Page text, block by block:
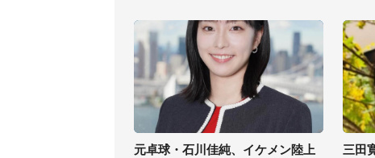
元卓球・石川佳純、イケメン陸上
三田